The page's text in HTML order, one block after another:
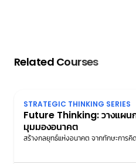
Related Courses
STRATEGIC THINKING SERIES
Future Thinking: วางแผน
มุมมองอนาคต
สร้างกลยุทธ์แห่งอนาคต จากทักษะการคิ